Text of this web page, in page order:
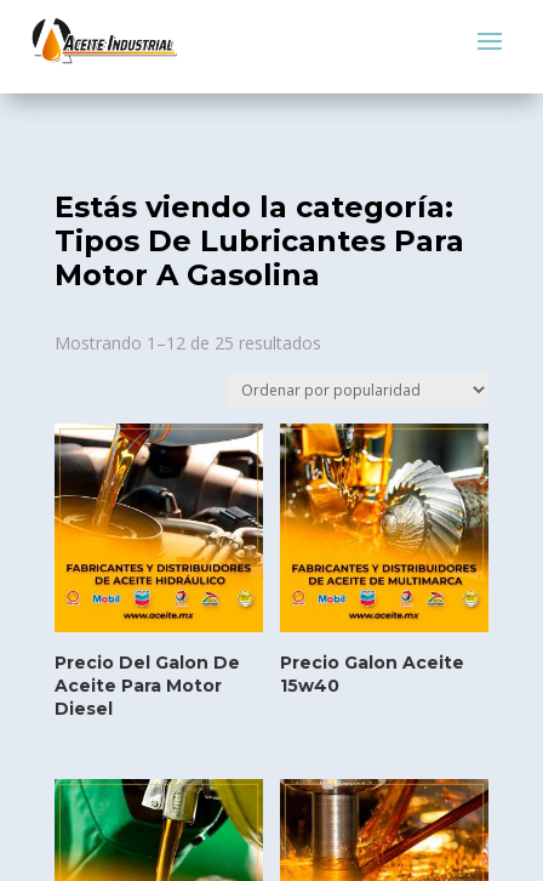
Estás viendo la categoría:
Tipos De Lubricantes Para
Motor A Gasolina
Mostrando 1–12 de 25 resultadosSorted
popularity
Precio Del Galon De
Aceite Para Motor
Diesel
Precio Galon Aceite
15w40